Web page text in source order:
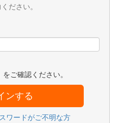
ださい。
をご確認ください。
ンする
ワードがご不明な方